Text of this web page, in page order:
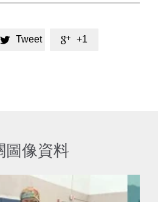
 Tweet  +1
圖像資料